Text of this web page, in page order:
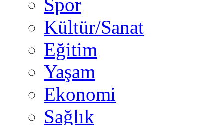
Spor
Kültür/Sanat
Eğitim
Yaşam
Ekonomi
Sağlık